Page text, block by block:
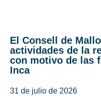
El Consell de
actividades de la
con motivo de las
Inca
31 de julio de 2026